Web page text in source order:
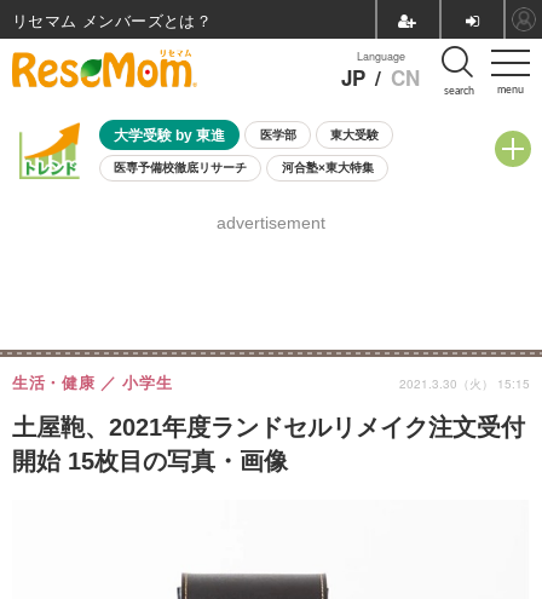
menu
Language
JP / CN search
大学受験 by 東進 医学部 東大受験
医専予備校徹底リサーチ 河合塾×東大特集
8月開催学校説明会・相談会
advertisement
土屋鞄、2021年度ランドセルリメイク注文受付
開始 15枚目の写真・画像
生活・健康 小学生 2021.3.30（火） 15:15
リセマム メンバーズ